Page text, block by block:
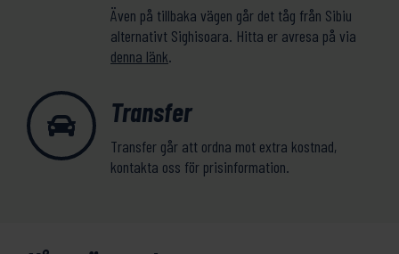
Även på tillbaka vägen går det tåg från Sibiu
alternativt Sighisoara. Hitta er avresa på via
denna länk.
Transfer
Transfer går att ordna mot extra kostnad,
kontakta oss för prisinformation.